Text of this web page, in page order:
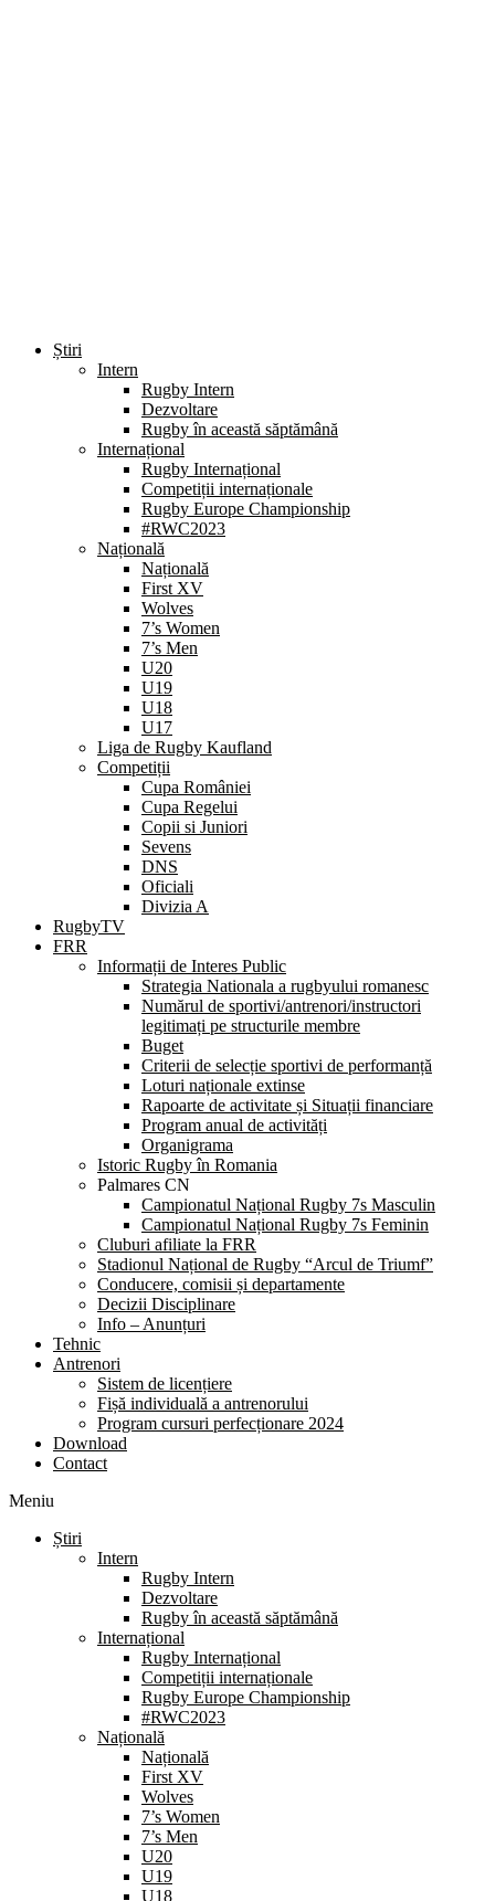
Știri
Intern
Rugby Intern
Dezvoltare
Rugby în această săptămână
Internațional
Rugby Internațional
Competiții internaționale
Rugby Europe Championship
#RWC2023
Națională
Națională
First XV
Wolves
7’s Women
7’s Men
U20
U19
U18
U17
Liga de Rugby Kaufland
Competiții
Cupa României
Cupa Regelui
Copii si Juniori
Sevens
DNS
Oficiali
Divizia A
RugbyTV
FRR
Informații de Interes Public
Strategia Nationala a rugbyului romanesc
Numărul de sportivi/antrenori/instructori
legitimați pe structurile membre
Buget
Criterii de selecție sportivi de performanță
Loturi naționale extinse
Rapoarte de activitate și Situații financiare
Program anual de activități
Organigrama
Istoric Rugby în Romania
Palmares CN
Campionatul Național Rugby 7s Masculin
Campionatul Național Rugby 7s Feminin
Cluburi afiliate la FRR
Stadionul Național de Rugby “Arcul de Triumf”
Conducere, comisii și departamente
Decizii Disciplinare
Info – Anunțuri
Tehnic
Antrenori
Sistem de licențiere
Fișă individuală a antrenorului
Program cursuri perfecționare 2024
Download
Contact
Meniu
Știri
Intern
Rugby Intern
Dezvoltare
Rugby în această săptămână
Internațional
Rugby Internațional
Competiții internaționale
Rugby Europe Championship
#RWC2023
Națională
Națională
First XV
Wolves
7’s Women
7’s Men
U20
U19
U18